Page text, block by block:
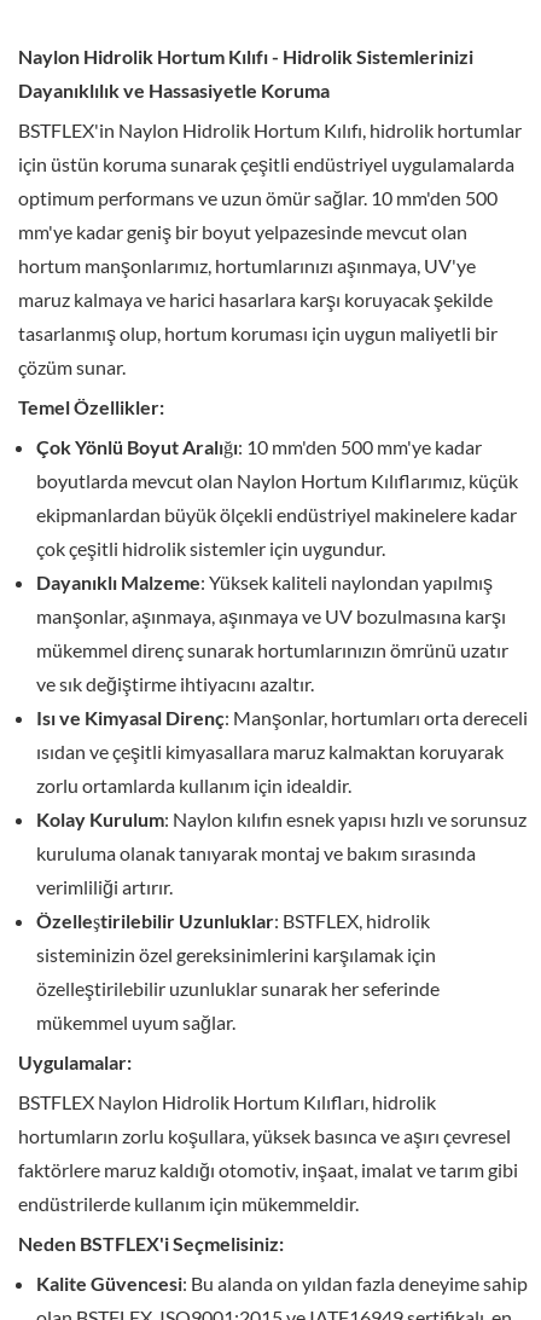
Naylon Hidrolik Hortum Kılıfı - Hidrolik Sistemlerinizi
Dayanıklılık ve Hassasiyetle Koruma
BSTFLEX'in Naylon Hidrolik Hortum Kılıfı, hidrolik hortumlar
için üstün koruma sunarak çeşitli endüstriyel uygulamalarda
optimum performans ve uzun ömür sağlar. 10 mm'den 500
mm'ye kadar geniş bir boyut yelpazesinde mevcut olan
hortum manşonlarımız, hortumlarınızı aşınmaya, UV'ye
maruz kalmaya ve harici hasarlara karşı koruyacak şekilde
tasarlanmış olup, hortum koruması için uygun maliyetli bir
çözüm sunar.
Temel Özellikler:
Çok Yönlü Boyut Aralığı: 10 mm'den 500 mm'ye kadar
boyutlarda mevcut olan Naylon Hortum Kılıflarımız, küçük
ekipmanlardan büyük ölçekli endüstriyel makinelere kadar
çok çeşitli hidrolik sistemler için uygundur.
Dayanıklı Malzeme: Yüksek kaliteli naylondan yapılmış
manşonlar, aşınmaya, aşınmaya ve UV bozulmasına karşı
mükemmel direnç sunarak hortumlarınızın ömrünü uzatır
ve sık değiştirme ihtiyacını azaltır.
Isı ve Kimyasal Direnç: Manşonlar, hortumları orta dereceli
ısıdan ve çeşitli kimyasallara maruz kalmaktan koruyarak
zorlu ortamlarda kullanım için idealdir.
Kolay Kurulum: Naylon kılıfın esnek yapısı hızlı ve sorunsuz
kuruluma olanak tanıyarak montaj ve bakım sırasında
verimliliği artırır.
Özelleştirilebilir Uzunluklar: BSTFLEX, hidrolik
sisteminizin özel gereksinimlerini karşılamak için
özelleştirilebilir uzunluklar sunarak her seferinde
mükemmel uyum sağlar.
Uygulamalar:
BSTFLEX Naylon Hidrolik Hortum Kılıfları, hidrolik
hortumların zorlu koşullara, yüksek basınca ve aşırı çevresel
faktörlere maruz kaldığı otomotiv, inşaat, imalat ve tarım gibi
endüstrilerde kullanım için mükemmeldir.
Neden BSTFLEX'i Seçmelisiniz:
Kalite Güvencesi: Bu alanda on yıldan fazla deneyime sahip